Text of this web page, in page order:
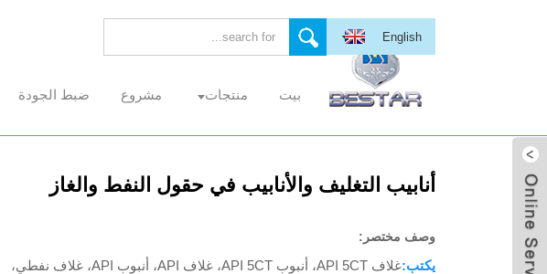
English
بيت منتجات مشروع ضبط الجودة
أنابيب التغليف والأنابيب في حقول النفط والغاز
وصف مختصر:
يكتب:
غلاف API 5CT، أنبوب API 5CT، غلاف API، أنبوب API، غلاف نفطي،
إرسال بريد
إلكتروني